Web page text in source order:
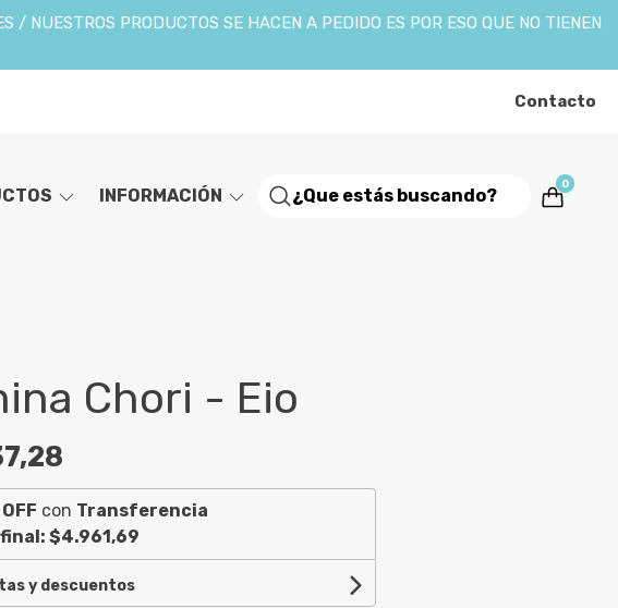
NUESTROS PRODUCTOS SE HACEN A PEDIDO ES POR ESO QUE NO TIENEN
Contacto
INFORMACIÓN
0
Chori - Eio
con Transferencia
$4.961,69
y descuentos